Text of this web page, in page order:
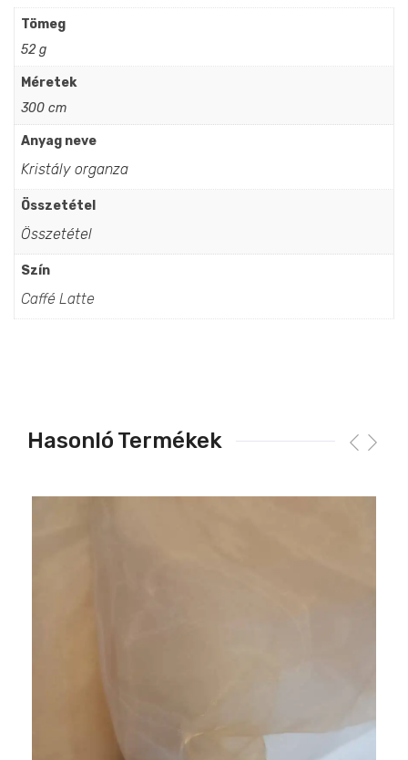
Tömeg
52 g
Méretek
300 cm
Anyag neve
Kristály organza
Összetétel
Összetétel
Szín
Caffé Latte
Hasonló Termékek